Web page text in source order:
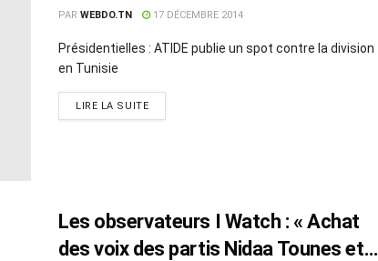
PAR WEBDO.TN 17 DÉCEMBRE 2014
Présidentielles : ATIDE publie un spot contre la division
en Tunisie
LIRE LA SUITE
Les observateurs I Watch : « Achat
des voix des partis Nidaa Tounes et